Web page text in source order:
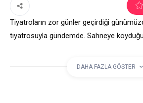
Tiyatroların zor günler geçirdiği
tiyatrosuyla gündemde. Sahneye
Tiyatrosu, yurt çapında 7 dalda ödül aldı.
DAHA FAZLA GÖSTER